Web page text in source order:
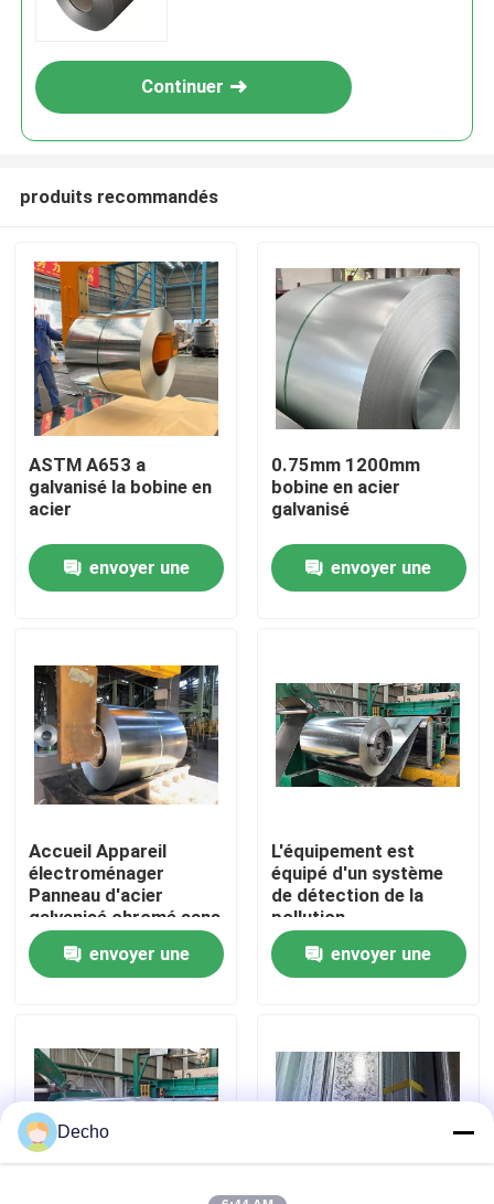
À la maison
À propos de nous
Visite de l'usine
Contrôle de la qualité
Nous contacter
Nouvelles
Les affaires
Demandez un devis
Bobine d'acier revêtue de couleur
Continuer
produits recommandés
ASTM A653 a
galvanisé la bobine en
acier
envoyer une
0.75mm 1200mm
bobine en acier
galvanisé
envoyer une
Accueil Appareil
électroménager
Panneau d'acier
galvanisé chromé sans
3+ Z120 non laminé
Z120 zéro spangle
chaud plongée en
envoyer une
L'équipement est
équipé d'un système
de détection de la
pollution
atmosphérique.
envoyer une
Decho